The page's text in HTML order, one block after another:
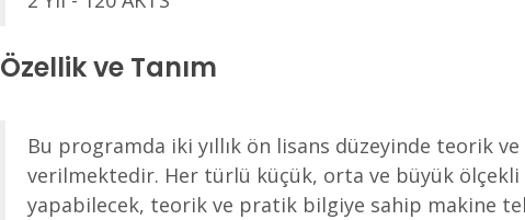
Özellik ve Tanım
Bu programda iki yıllık ön lisans düzeyinde teorik
verilmektedir. Her türlü küçük, orta ve büyük
yapabilecek, teorik ve pratik bilgiye sahip makine